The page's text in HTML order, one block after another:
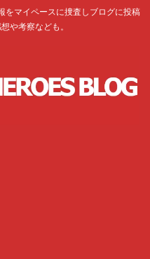
をマイペースに捜査しブログに投稿
や考察なども。